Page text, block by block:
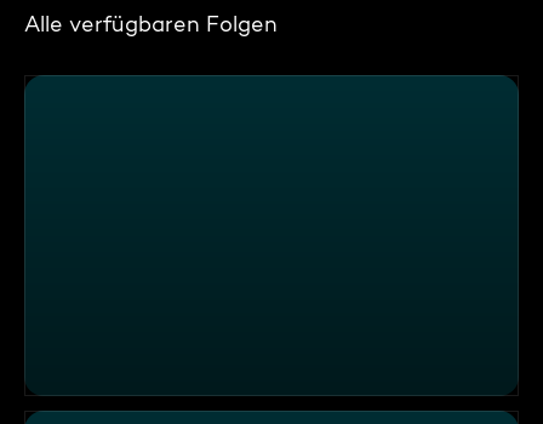
Alle verfügbaren Folgen
Thema u.a. Von der Bohne zur Schokolade -